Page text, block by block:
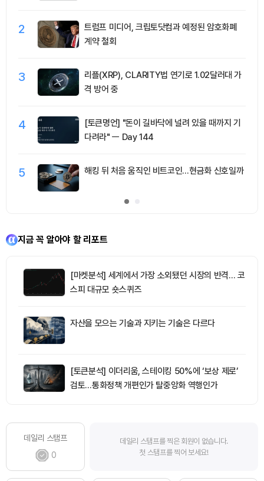
2
트럼프 미디어, 크립토닷컴과 예정된 암호화폐
계약 철회
3
리플(XRP), CLARITY법 연기로 1.02달러대 가
격 방어 중
4
[토큰명언] "돈이 길바닥에 널려 있을 때까지 기
다려라" ㅡ Day 144
5 해킹 뒤 처음 움직인 비트코인…현금화 신호일까
지금 꼭 알아야 할 리포트
[마켓분석] 세계에서 가장 소외됐던 시장의 반격… 코
스피 대규모 숏스퀴즈
자산을 모으는 기술과 지키는 기술은 다르다
[토큰분석] 이더리움, 스테이킹 50%에 ‘보상 제로’
검토…통화정책 개편인가 탈중앙화 역행인가
데일리 스탬프
0
데일리 스탬프를 찍은 회원이 없습니다.
첫 스탬프를 찍어 보세요!